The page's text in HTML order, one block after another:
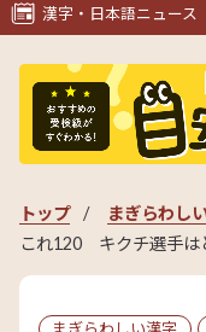
漢字・日本語ニュース
トップ まぎらわし
これ120 キクチ選手は